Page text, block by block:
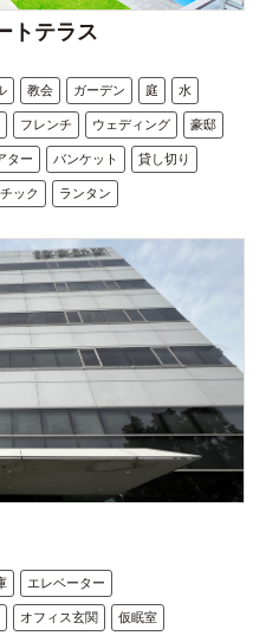
トテラス
教会 ガーデン 庭 水
フレンチ ウェディング 豪邸
ター バンケット 貸し切り
ック ランタン
エレベーター
オフィス玄関 仮眠室